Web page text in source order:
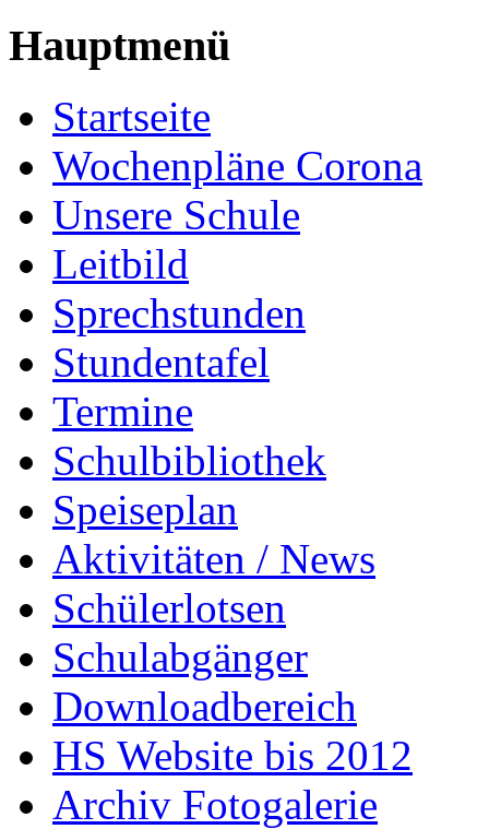
Hauptmenü
Startseite
Wochenpläne Corona
Unsere Schule
Leitbild
Sprechstunden
Stundentafel
Termine
Schulbibliothek
Speiseplan
Aktivitäten / News
Schülerlotsen
Schulabgänger
Downloadbereich
HS Website bis 2012
Archiv Fotogalerie